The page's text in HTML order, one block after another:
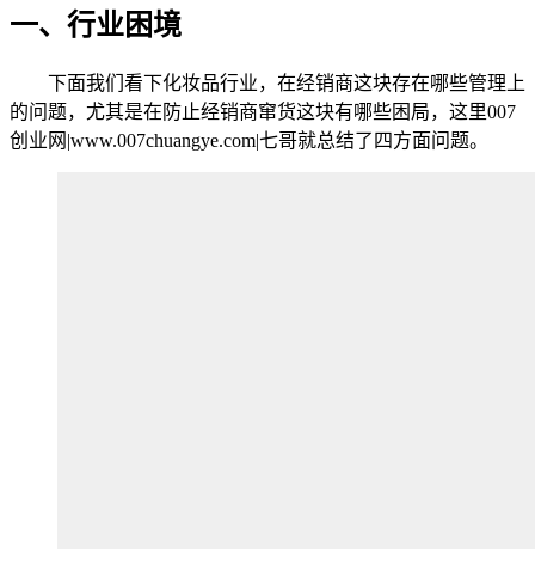
一、行业困境
下面我们看下化妆品行业，在经销商这块存在哪些管理上
的问题，尤其是在防止经销商窜货这块有哪些困局，这里007
创业网|www.007chuangye.com|七哥就总结了四方面问题。